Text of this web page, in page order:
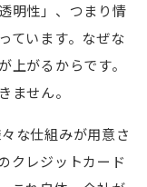
明性」、つまり情
ています。なぜな
上がるからです。
ません。
な仕組みが用意さ
クレジットカード